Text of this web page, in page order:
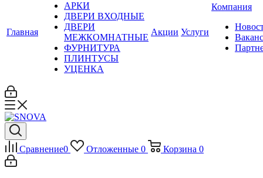
Главная
АРКИ
ДВЕРИ ВХОДНЫЕ
ДВЕРИ
МЕЖКОМНАТНЫЕ
ФУРНИТУРА
ПЛИНТУСЫ
УЦЕНКА
Акции Услуги
Компания
Сравнение0 Отложенные 0 Корзина 0